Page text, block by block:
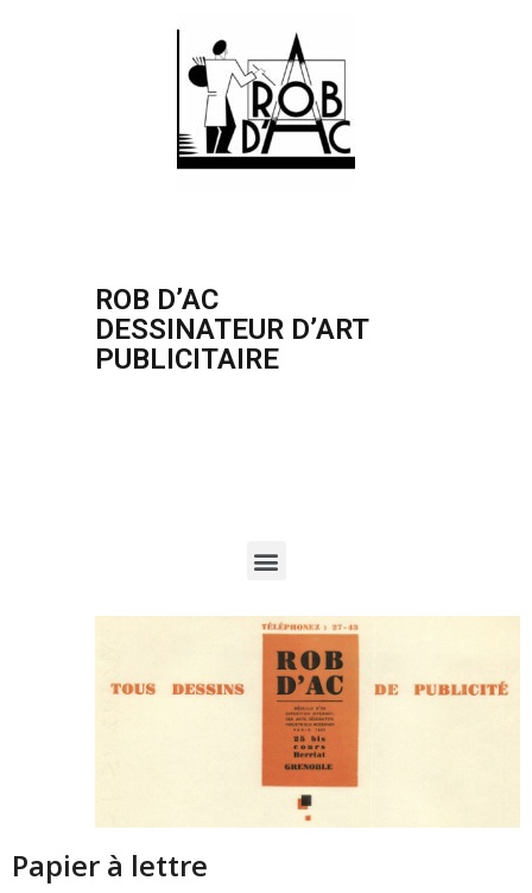
ROB D’AC
DESSINATEUR D’ART
PUBLICITAIRE
Papier à lettre